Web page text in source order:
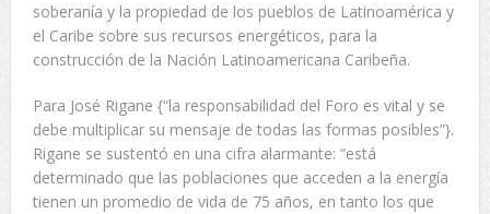
soberanía y la propiedad de los pueblos de Latinoamérica y
el Caribe sobre sus recursos energéticos, para la
construcción de la Nación Latinoamericana Caribeña.
Para José Rigane {“la responsabilidad del Foro es vital y se
debe multiplicar su mensaje de todas las formas posibles”}.
Rigane se sustentó en una cifra alarmante: “está
determinado que las poblaciones que acceden a la energía
tienen un promedio de vida de 75 años, en tanto los que